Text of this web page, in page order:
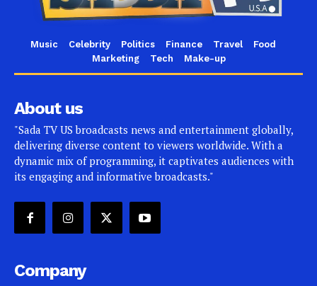
Music Celebrity Politics Finance Travel
Food
Marketing
Tech Make-up
About us
"Sada TV US broadcasts news and entertainment globally,
delivering diverse content to viewers worldwide. With a
dynamic mix of programming, it captivates audiences with
its engaging and informative broadcasts."
Company